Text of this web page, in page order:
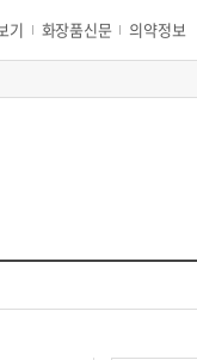
기 화장품신문 의약정보